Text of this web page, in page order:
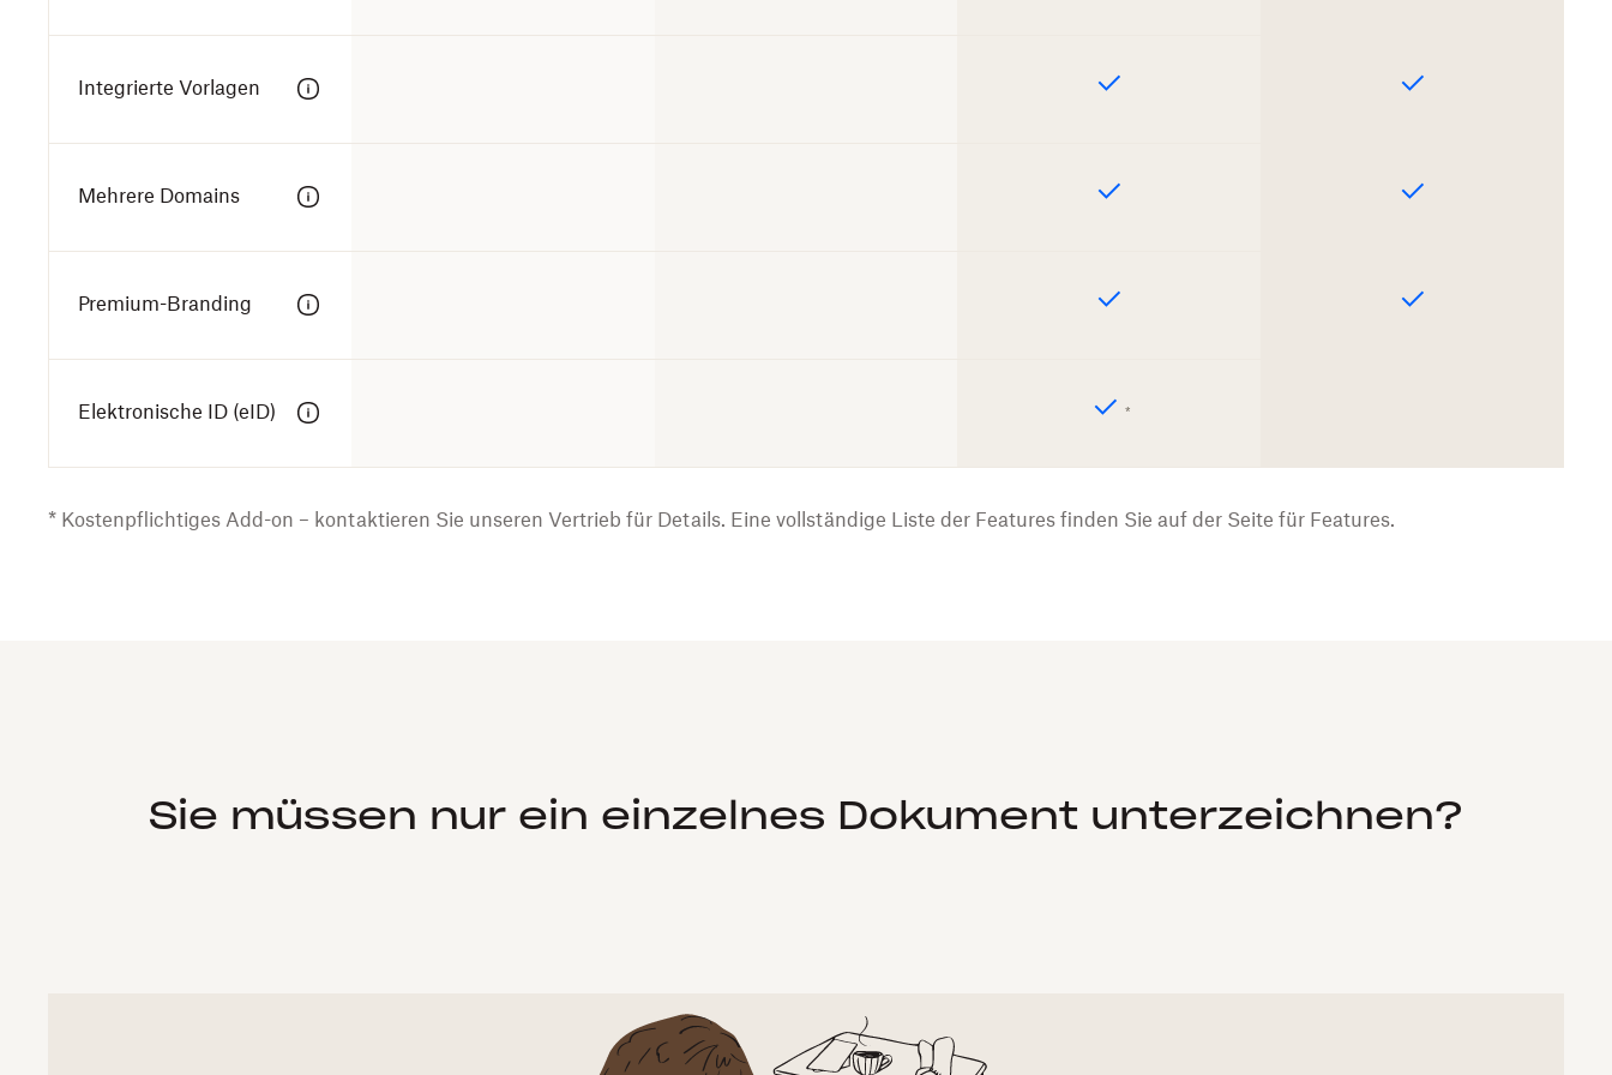
Integrierte Vorlagen
Mehrere Domains
Premium-Branding
Elektronische ID (eID) *
* Kostenpflichtiges Add-on – kontaktieren Sie unseren Vertrieb für Details. Eine vollständige Liste der Features finden Sie auf der Seite für Features.
Sie müssen nur ein einzelnes Dokument unterzeichnen?